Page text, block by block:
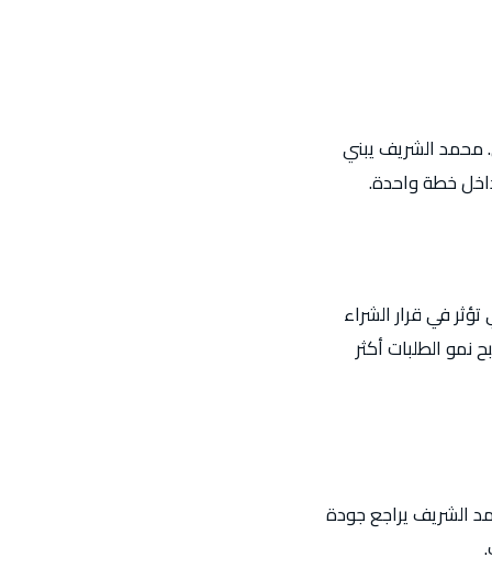
محمد الشريف يبني
خطة واحدة.
في قرار الشراء
الطلبات أكثر
الشريف يراجع جودة